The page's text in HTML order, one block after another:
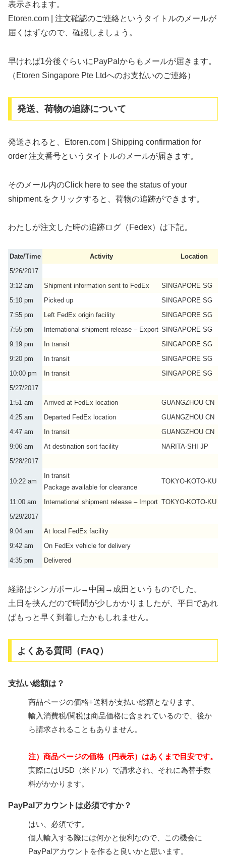
表示されます。
Etoren.com | 注文確認のご連絡というタイトルのメールが
届くはずなので、確認しましょう。
早ければ1分後ぐらいにPayPalからもメールが届きます。
（Etoren Singapore Pte Ltdへのお支払いのご連絡）
発送、荷物の追跡について
発送されると、Etoren.com | Shipping confirmation for
order 注文番号というタイトルのメールが届きます。
そのメール内のClick here to see the status of your
shipment.をクリックすると、荷物の追跡ができます。
わたしが注文した時の追跡ログ（Fedex）は下記。
Date/Time Activity
Location
5/26/2017
3:12 am
Shipment information sent to FedEx
SINGAPORE SG
5:10 pm
Picked up
SINGAPORE SG
7:55 pm
Left FedEx origin facility
SINGAPORE SG
7:55 pm
International shipment release – Export SINGAPORE SG
9:19 pm
In transit
SINGAPORE SG
9:20 pm
In transit
SINGAPORE SG
10:00 pm
In transit
SINGAPORE SG
5/27/2017
1:51 am
Arrived at FedEx location
GUANGZHOU CN
4:25 am
Departed FedEx location
GUANGZHOU CN
4:47 am
In transit
GUANGZHOU CN
9:06 am
At destination sort facility
NARITA-SHI JP
5/28/2017
10:22 am
In transit
Package available for clearance
TOKYO-KOTO-KU JP
11:00 am International shipment release – Import TOKYO-KOTO-KU JP
5/29/2017
9:04 am
At local FedEx facility
9:42 am
On FedEx vehicle for delivery
4:35 pm
Delivered
経路はシンガポール→中国→成田というものでした。
土日を挟んだので時間が少しかかりましたが、平日であれ
ばもっと早く到着したかもしれません。
よくある質問（FAQ）
支払い総額は？
商品ページの価格+送料が支払い総額となります。
輸入消費税/関税は商品価格に含まれているので、後か
ら請求されることもありません。
注）商品ページの価格（円表示）はあくまで目安です。
実際にはUSD（米ドル）で請求され、それに為替手数
料がかかります。
PayPalアカウントは必須ですか？
はい、必須です。
個人輸入する際には何かと便利なので、この機会に
PayPalアカウントを作ると良いかと思います。